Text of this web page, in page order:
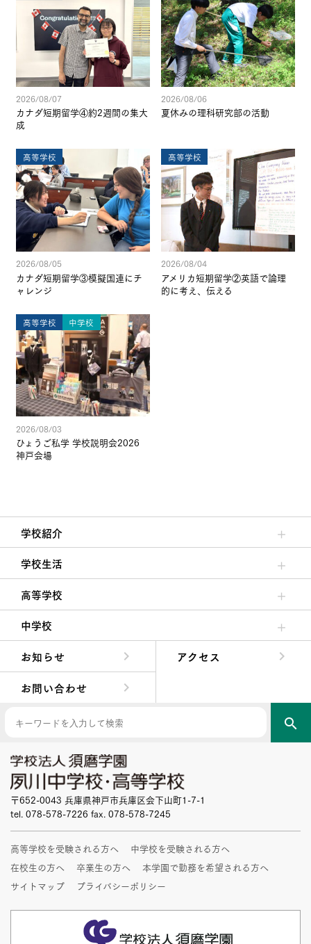
2026/08/07
カナダ短期留学④約2週間の集大
成
2026/08/06
夏休みの理科研究部の活動
高等学校
2026/08/05
カナダ短期留学③模擬国連にチ
ャレンジ
高等学校
2026/08/04
アメリカ短期留学②英語で論理
的に考え、伝える
高等学校 中学校
2026/08/03
ひょうご私学 学校説明会2026
神戸会場
学校紹介
理事長/学園長メッセージ
安心して任せられる学校
沿革
施設・設備
大学合格実績
学校生活
クラブ活動・生徒会活動
夙川ブログ
制服紹介
夙川カレンダー
高等学校
高校校長からの挨拶
高校の教育方針／特色
特進コース／進学コース
年間行事
先輩たちの声・生徒たちの声
中学校
中学校長からの挨拶
中学校の教育方針／特色
Aコース／Bコース
年間行事
先輩たちの声・生徒たちの声
お知らせ
アクセス
お問い合わせ
search
〒652-0043 兵庫県神戸市兵庫区会下山町1-7-1
tel. 078-578-7226 fax. 078-578-7245
高等学校を受験される方へ
中学校を受験される方へ
在校生の方へ
卒業生の方へ
本学園で勤務を希望される方へ
サイトマップ
プライバシーポリシー